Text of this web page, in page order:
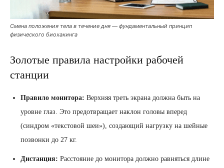
Смена положения тела в течение дня — фундаментальный принцип
физического биохакинга
Золотые правила настройки рабочей
станции
Правило монитора: Верхняя треть экрана должна быть на
уровне глаз. Это предотвращает наклон головы вперед
(синдром «текстовой шеи»), создающий нагрузку на шейные
позвонки до 27 кг.
Дистанция: Расстояние до монитора должно равняться длине